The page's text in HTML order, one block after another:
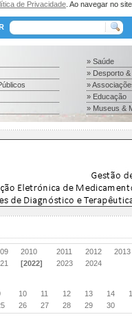
de Privacidade . Ao navegar no
» Saúde
» Desporto
»
» Educação
» Museus &
2010 2011 2012 2013
[2022] 2023 2024
10 11 12 13 14
26 27 28 29 30